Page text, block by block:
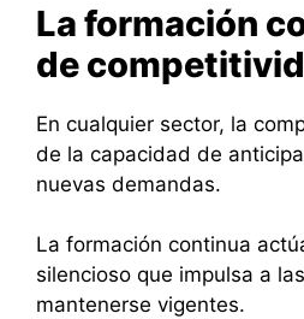
La formación
de
En cualquier sector, la
de la capacidad de
nuevas demandas.
La formación continua
silencioso que impulsa a
mantenerse vigentes.